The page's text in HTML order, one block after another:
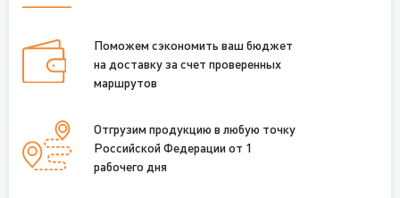
Поможем сэкономить ваш бюджет
на доставку за счет проверенных
маршрутов
Отгрузим продукцию в любую точку
Российской Федерации от 1
рабочего дня